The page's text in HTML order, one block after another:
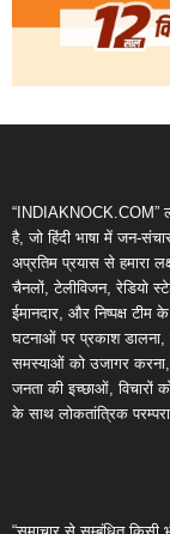
“INDIAKNOCK.COM”
है, जो हिंदी भाषा में जन-
अप्रतिम प्रयास से हमारा
चैनलों, टेलीविजन, रेडियो
ईमानदार, और निष्पक्ष
घटनाओं पर प्रकाश डालना,
समस्याओं को उजागर
जनता की इच्छाओं, विचारों
के साथ लोकतांत्रिक